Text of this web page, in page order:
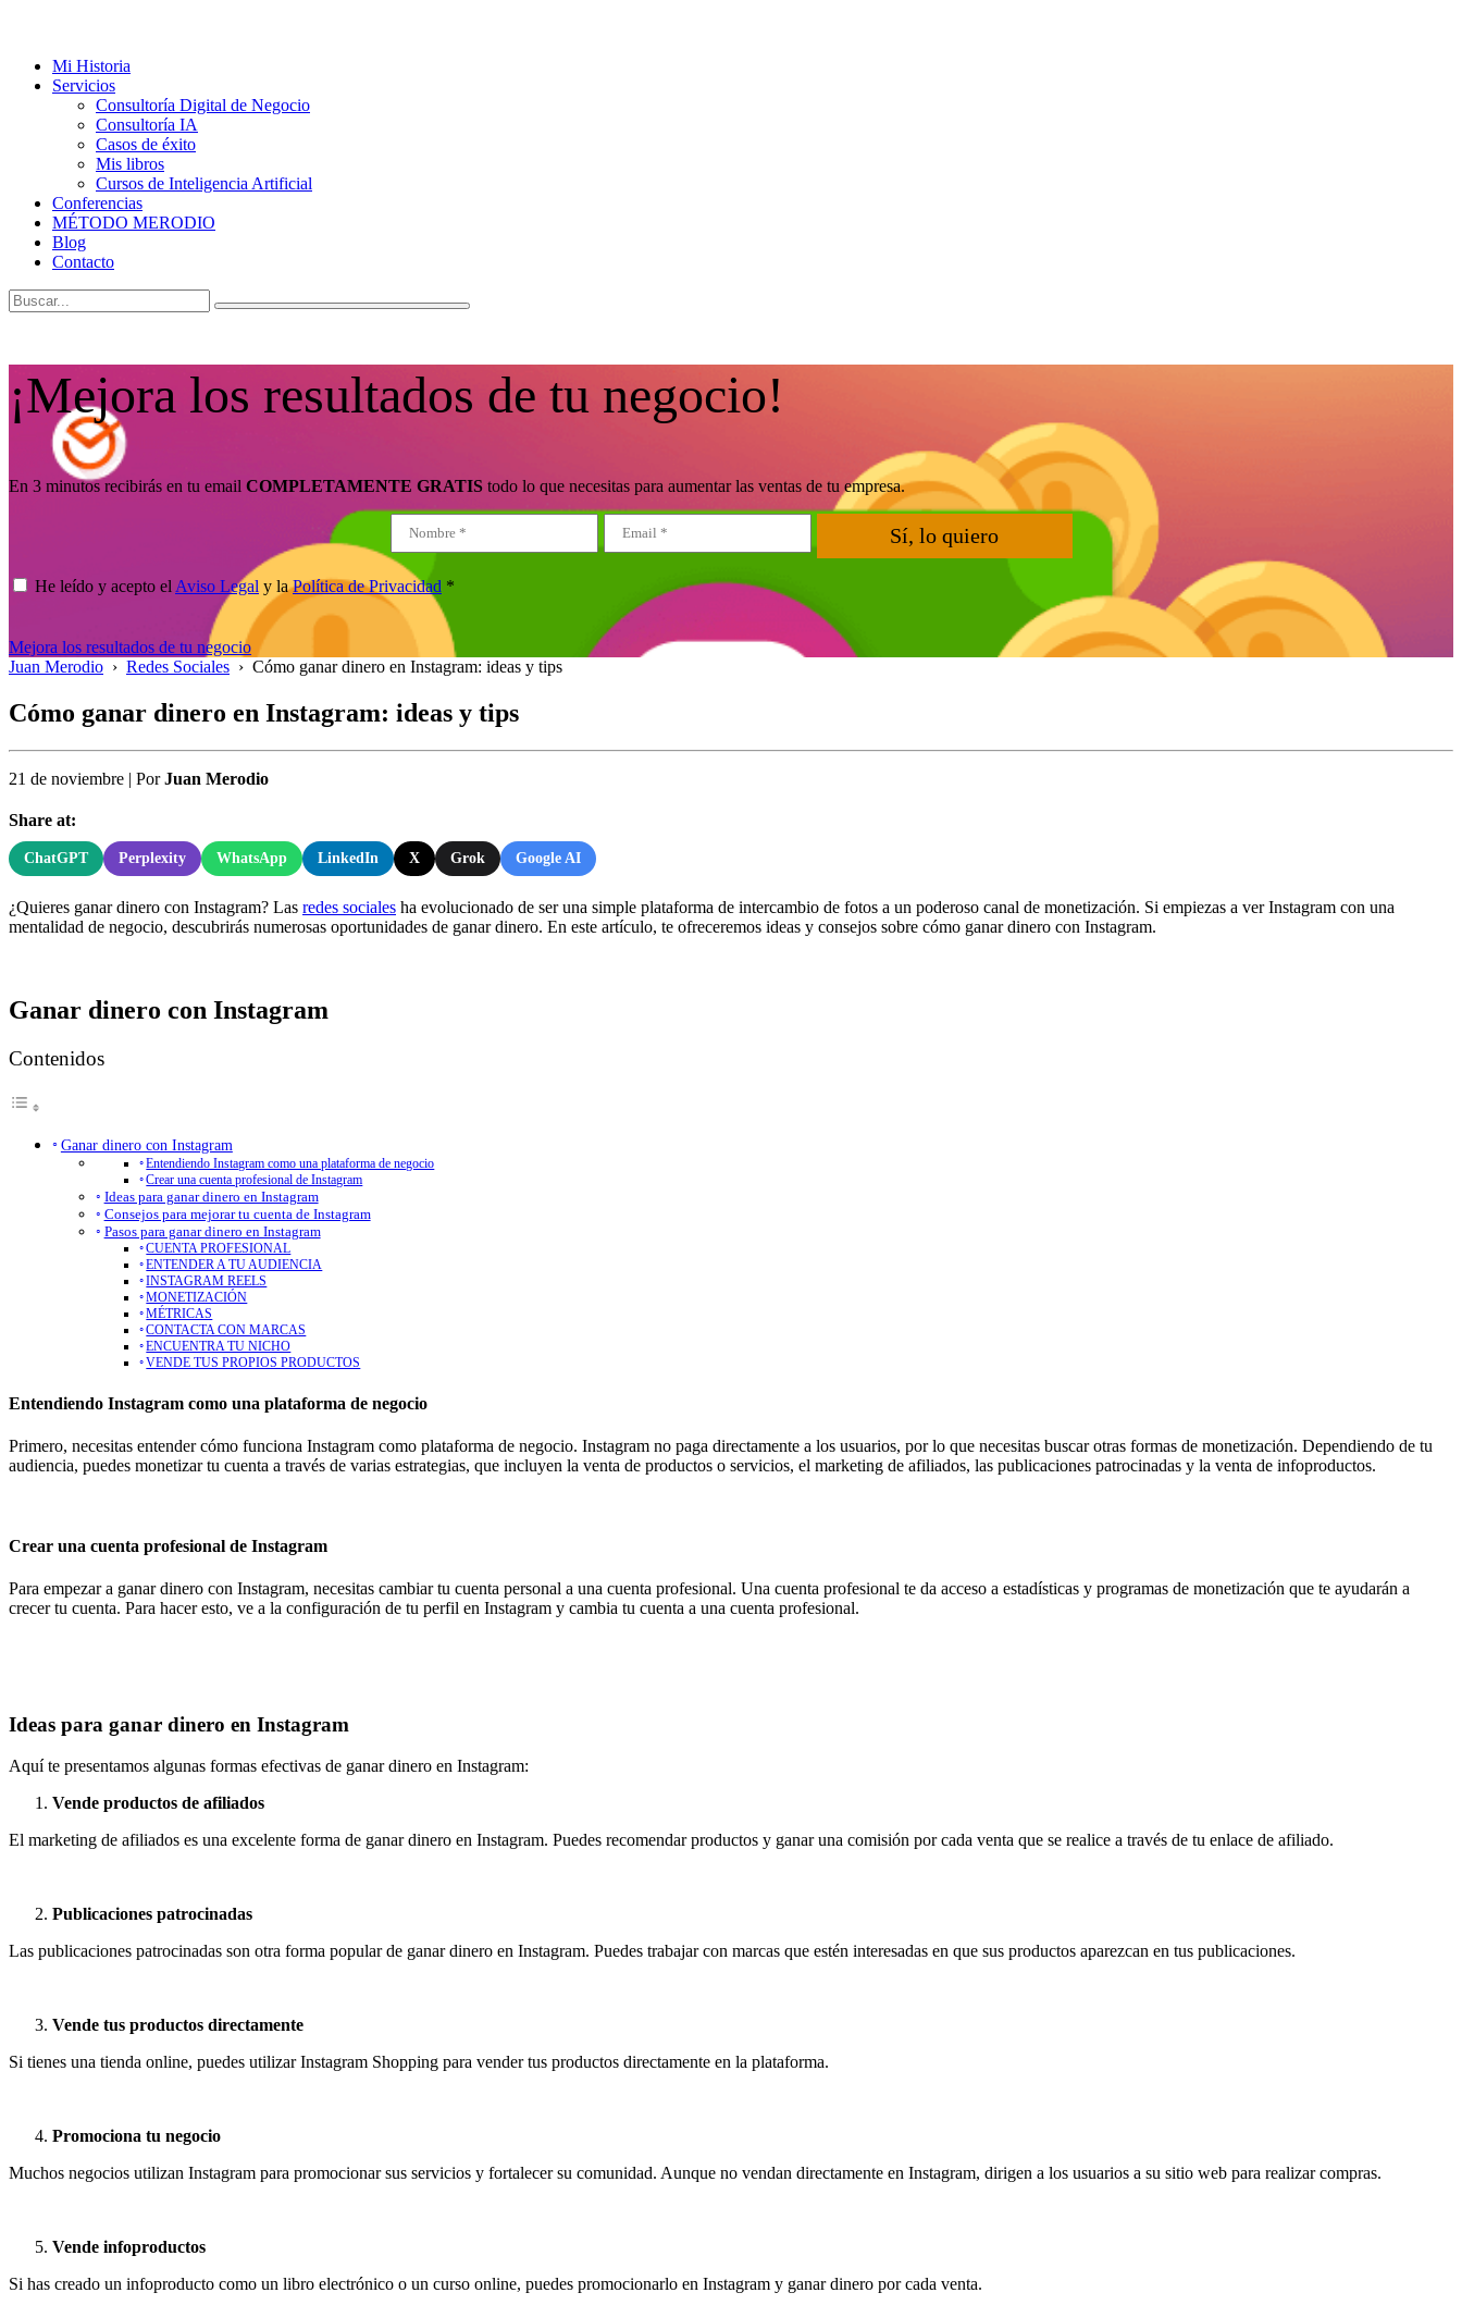
Mi Historia
Servicios
Consultoría Digital de Negocio
Consultoría IA
Casos de éxito
Mis libros
Cursos de Inteligencia Artificial
Conferencias
MÉTODO MERODIO
Blog
Contacto
¡Mejora los resultados de tu negocio!
En 3 minutos recibirás en tu email COMPLETAMENTE GRATIS todo lo que necesitas para aumentar las ventas de tu empresa.
Sí, lo quiero
He leído y acepto el Aviso Legal y laPolítica de Privacidad *
Mejora los resultados de tu negocio
Juan Merodio › Redes Sociales › Cómo ganar dinero en Instagram: ideas y tips
Cómo ganar dinero en Instagram: ideas y tips
21 de noviembre | PorJuan Merodio
Share at:
ChatGPT Perplexity WhatsApp LinkedIn X Grok Google AI
¿Quieres ganar dinero con Instagram? Las redes sociales ha evolucionado de ser una simple plataforma de intercambio de fotos a un poderoso canal de monetización. Si empiezas a ver Instagram con una
mentalidad de negocio, descubrirás numerosas oportunidades de ganar dinero. En este artículo, te ofreceremos ideas y consejos sobre cómo ganar dinero con Instagram.
Ganar dinero con Instagram
Contenidos
Ganar dinero con Instagram
Entendiendo Instagram como una plataforma de negocio
Crear una cuenta profesional de Instagram
Ideas para ganar dinero en Instagram
Consejos para mejorar tu cuenta de Instagram
Pasos para ganar dinero en Instagram
CUENTA PROFESIONAL
ENTENDER A TU AUDIENCIA
INSTAGRAM REELS
MONETIZACIÓN
MÉTRICAS
CONTACTA CON MARCAS
ENCUENTRA TU NICHO
VENDE TUS PROPIOS PRODUCTOS
Entendiendo Instagram como una plataforma de negocio
Primero, necesitas entender cómo funciona Instagram como plataforma de negocio. Instagram no paga directamente a los usuarios, por lo que necesitas buscar otras formas de monetización. Dependiendo de tu
audiencia, puedes monetizar tu cuenta a través de varias estrategias, que incluyen la venta de productos o servicios, el marketing de afiliados, las publicaciones patrocinadas y la venta de infoproductos.
Crear una cuenta profesional de Instagram
Para empezar a ganar dinero con Instagram, necesitas cambiar tu cuenta personal a una cuenta profesional. Una cuenta profesional te da acceso a estadísticas y programas de monetización que te ayudarán a
crecer tu cuenta. Para hacer esto, ve a la configuración de tu perfil en Instagram y cambia tu cuenta a una cuenta profesional.
Ideas para ganar dinero en Instagram
Aquí te presentamos algunas formas efectivas de ganar dinero en Instagram:
Vende productos de afiliados
El marketing de afiliados es una excelente forma de ganar dinero en Instagram. Puedes recomendar productos y ganar una comisión por cada venta que se realice a través de tu enlace de afiliado.
Publicaciones patrocinadas
Las publicaciones patrocinadas son otra forma popular de ganar dinero en Instagram. Puedes trabajar con marcas que estén interesadas en que sus productos aparezcan en tus publicaciones.
Vende tus productos directamente
Si tienes una tienda online, puedes utilizar Instagram Shopping para vender tus productos directamente en la plataforma.
Promociona tu negocio
Muchos negocios utilizan Instagram para promocionar sus servicios y fortalecer su comunidad. Aunque no vendan directamente en Instagram, dirigen a los usuarios a su sitio web para realizar compras.
Vende infoproductos
Si has creado un infoproducto como un libro electrónico o un curso online, puedes promocionarlo en Instagram y ganar dinero por cada venta.